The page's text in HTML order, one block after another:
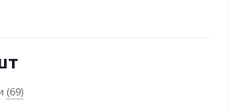
красящие пигменты
масла выравнивают
(69)